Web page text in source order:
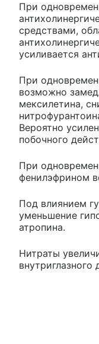
При
средствами,
усиливается
При
возможно
мексилетина,
Вероятно
побочного
При
фенилэфрином
Под влиянием
уменьшение
атропина.
Нитраты
внутриглазного